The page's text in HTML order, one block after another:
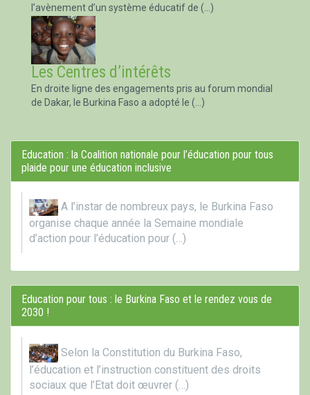
l’avènement d’un système éducatif de (…)
Les Centres d’intérêts
En droite ligne des engagements pris au forum mondial
de Dakar, le Burkina Faso a adopté le (…)
Education : la Coalition nationale pour l’éducation pour tous
plaide pour une éducation inclusive
A l’instar de nombreux pays, le Burkina Faso
organise chaque année la Semaine mondiale
d’action pour l’éducation pour (…)
Education pour tous : le Burkina Faso et le rendez vous de
2030 !
Selon la Constitution du Burkina Faso,
l’éducation et l’instruction constituent des droits
sociaux que l’Etat doit œuvrer (…)